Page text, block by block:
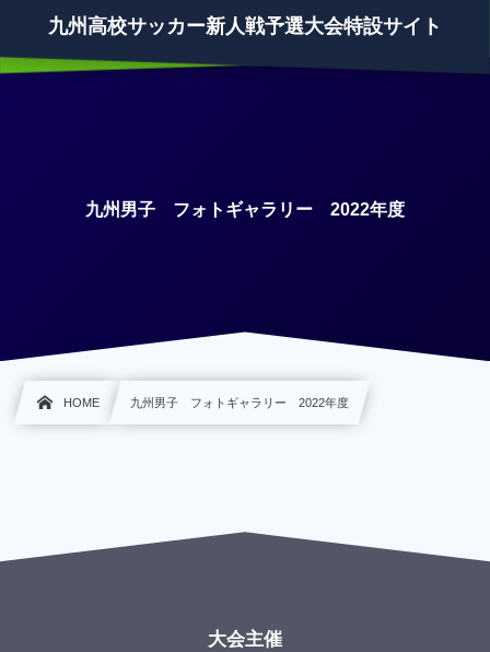
九州高校サッカー新人戦予選大会特設サイト
九州男子 フォトギャラリー 2022年度
HOME 九州男子 フォトギャラリー 2022年度
大会主催